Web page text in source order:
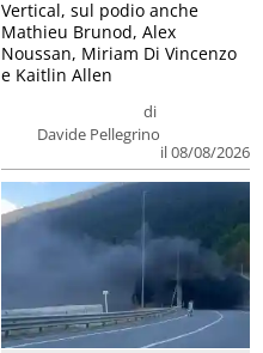
di
Davide Pellegrino
il 08/08/2026
Vertical, sul podio anche
Mathieu Brunod, Alex
Noussan, Miriam Di Vincenzo
e Kaitlin Allen